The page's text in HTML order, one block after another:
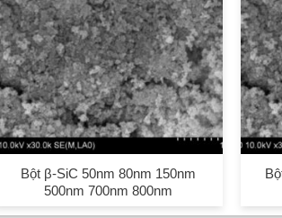
Bột β-SiC 50nm 80nm 150nm
500nm 700nm 800nm